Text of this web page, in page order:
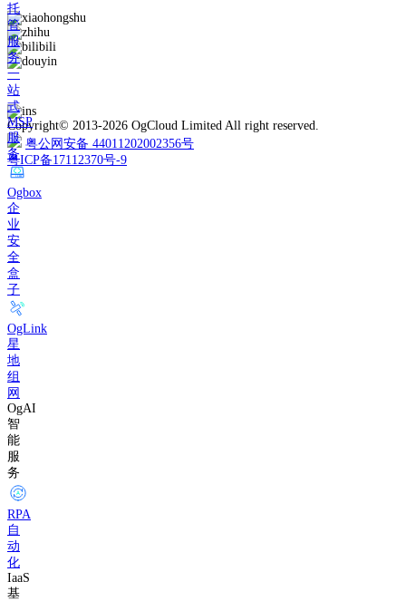
托
管
服
务
一
站
式
MSP
服
务
Ogbox
企
业
安
全
盒
子
OgLink
星
地
组
网
OgAI
智
能
服
务
RPA
自
动
化
IaaS
基
Copyright© 2013-2026 OgCloud Limited All right reserved.
粤公网安备 44011202002356号
粤ICP备17112370号-9